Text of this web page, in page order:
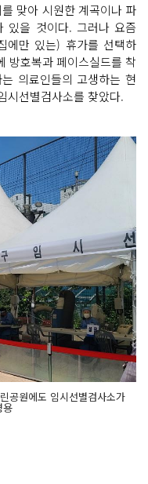
맞아 시원한 계곡이나 파
있을 것이다. 그러나 요즘
에만 있는) 휴가를 선택하
방호복과 페이스실드를 착
의료인들의 고생하는 현
시선별검사소를 찾았다.
공원에도 임시선별검사소가